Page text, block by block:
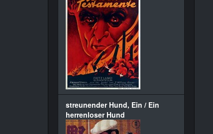
streunender Hund, Ein / Ein
herrenloser Hund